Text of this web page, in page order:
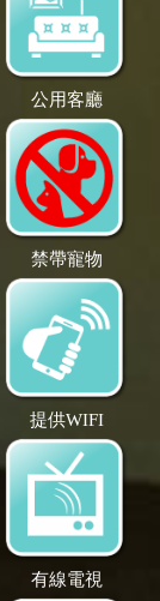
公用客廳
禁帶寵物
提供WIFI
有線電視